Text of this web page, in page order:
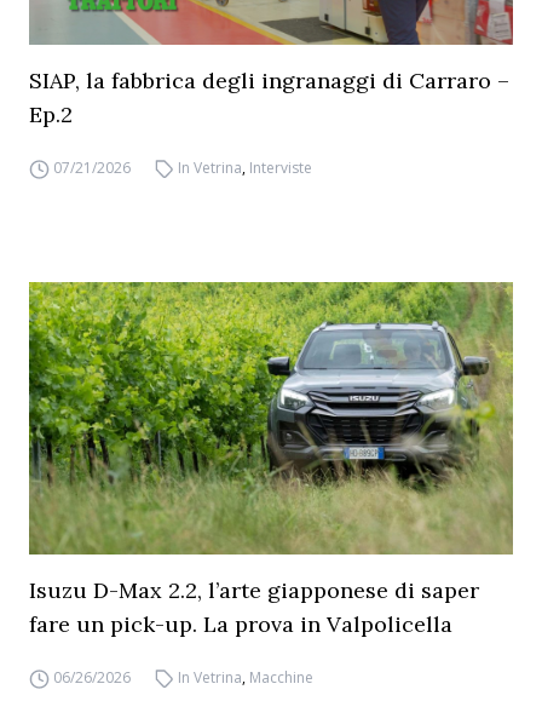
SIAP, la fabbrica degli ingranaggi di Carraro –
Ep.2
07/21/2026 In Vetrina, Interviste
Isuzu D-Max 2.2, l’arte giapponese di saper
fare un pick-up. La prova in Valpolicella
06/26/2026 In Vetrina, Macchine